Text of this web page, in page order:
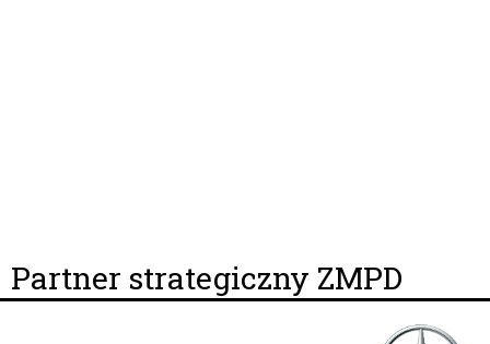
Partner strategiczny ZMPD